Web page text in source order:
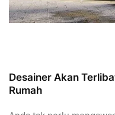
Desainer Akan
Rumah